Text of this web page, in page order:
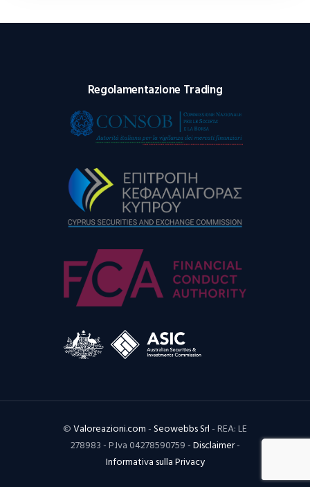
Regolamentazione Trading
©Valoreazioni.com-Seowebbs Srl- REA: LE
278983 - P.Iva 04278590759 -Disclaimer-
Informativa sulla Privacy